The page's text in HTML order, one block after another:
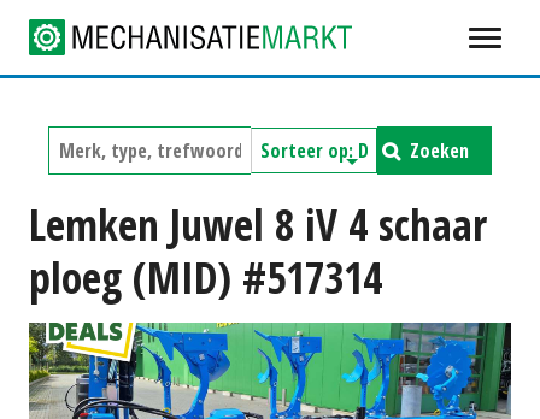
Zoeken
Lemken Juwel 8 iV 4 schaar
ploeg (MID) #517314